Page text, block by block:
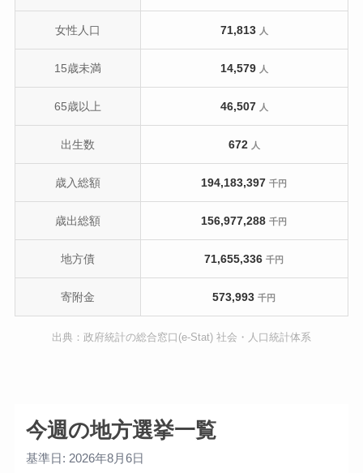
女性人口 71,813 人
15歳未満 14,579 人
65歳以上 46,507 人
出生数 672 人
歳入総額 194,183,397千円
歳出総額 156,977,288千円
地方債 71,655,336千円
寄附金 573,993千円
出典：政府統計の総合窓口(e-Stat) 社会・人口統計体系
今週の地方選挙一覧
基準日: 2026年8月6日